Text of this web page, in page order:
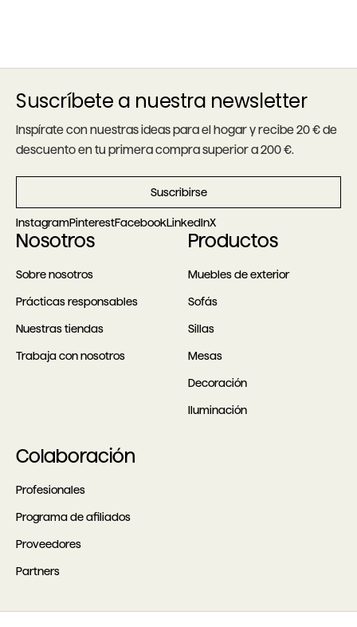
Suscríbete a nuestra newsletter
Inspírate con nuestras ideas para el hogar y recibe 20 € de
descuento en tu primera compra superior a 200 €.
Suscribirse
InstagramPinterestFacebookLinkedInX
Nosotros
Sobre nosotros
Prácticas responsables
Nuestras tiendas
Trabaja con nosotros
Productos
Muebles de exterior
Sofás
Sillas
Mesas
Decoración
Iluminación
Colaboración
Profesionales
Programa de afiliados
Proveedores
Partners